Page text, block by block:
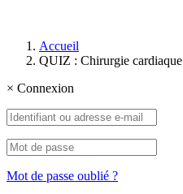
Accueil
QUIZ : Chirurgie cardiaque
× Connexion
Mot de passe oublié ?